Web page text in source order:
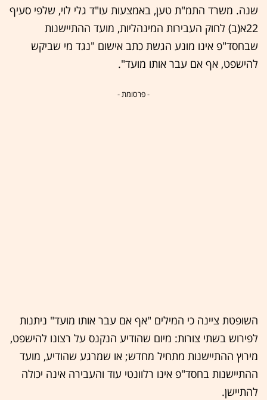
שנה. משרד התמ"ת טען, באמצעות עו"ד גלי לוי, שלפי סעיף
22א(ב) לחוק העבירות המינהליות, מועד ההתיישנות
שבחסד"פ אינו מונע הגשת כתב אישום "נגד מי שביקש
להישפט, אף אם עבר אותו מועד".
- פרסומת -
השופטת ציינה כי המילים "אף אם עבר אותו מועד" ניתנות
לפירוש בשתי צורות: מיום שהודיע הנקנס על רצונו להישפט,
מירוץ ההתיישנות מתחיל מחדש; או שמרגע שהודיע, מועד
ההתיישנות בחסד"פ אינו רלוונטי עוד והעבירה אינה יכולה
להתיישן.